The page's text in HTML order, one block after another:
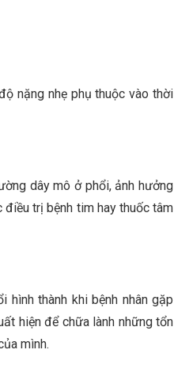
nặng nhẹ phụ thuộc vào thời
dây mô ở phổi, ảnh hưởng
trị bệnh tim hay thuốc tâm
hình thành khi bệnh nhân gặp
hiện để chữa lành những tổn
mình.